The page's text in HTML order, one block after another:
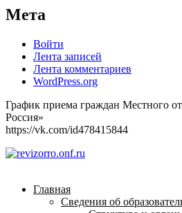
Мета
Войти
Лента записей
Лента комментариев
WordPress.org
График приема граждан Местного
Россия»
https://vk.com/id478415844
Главная
Сведения об